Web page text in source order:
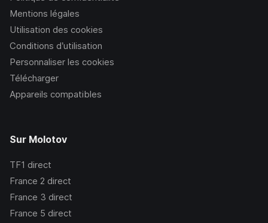
Mentions légales
Utilisation des cookies
Conditions d’utilisation
Personnaliser les cookies
Télécharger
Appareils compatibles
Sur Molotov
TF1 direct
France 2 direct
France 3 direct
France 5 direct